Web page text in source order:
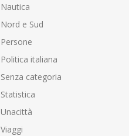
Nautica
Nord e Sud
Persone
Politica italiana
Senza categoria
Statistica
Unacittà
Viaggi